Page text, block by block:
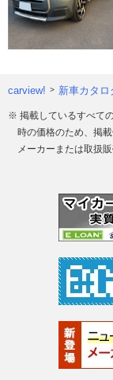
carview! 新車カタロ
※ 掲載しているすべて
時の価格のため、掲
メーカーまたは取扱